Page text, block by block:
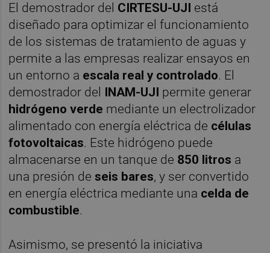
El demostrador del CIRTESU-UJI está
diseñado para optimizar el funcionamiento
de los sistemas de tratamiento de aguas y
permite a las empresas realizar ensayos en
un entorno a escala real y controlado. El
demostrador del INAM-UJI permite generar
hidrógeno verde mediante un electrolizador
alimentado con energía eléctrica de células
fotovoltaicas. Este hidrógeno puede
almacenarse en un tanque de 850 litros a
una presión deseis bares, y ser convertido
en energía eléctrica mediante una celda de
combustible.
Asimismo, se presentó la iniciativa